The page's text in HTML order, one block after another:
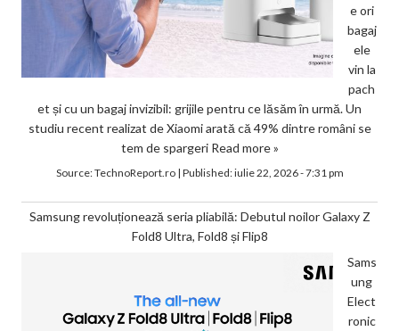
e ori
bagaj
ele
vin la
pach
et și cu un bagaj invizibil: grijile pentru ce lăsăm în urmă. Un
studiu recent realizat de Xiaomi arată că 49% dintre români se
tem de spargeri Read more »
Source:TechnoReport.ro| Published:iulie 22, 2026 - 7:31 pm
Samsung revoluționează seria pliabilă: Debutul noilor Galaxy Z
Fold8 Ultra, Fold8 și Flip8
Sams
ung
Elect
ronic